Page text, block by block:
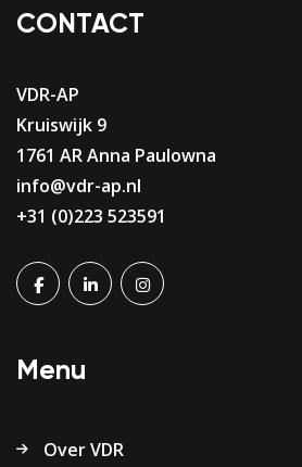
CONTACT
VDR-AP
Kruiswijk 9
1761 AR Anna Paulowna
info@vdr-ap.nl
+31 (0)223 523591
Menu
Over VDR